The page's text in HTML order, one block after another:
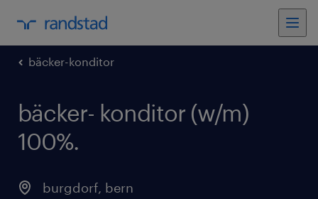
bäcker-konditor
bäcker- konditor (w/m)
100%.
burgdorf, bern